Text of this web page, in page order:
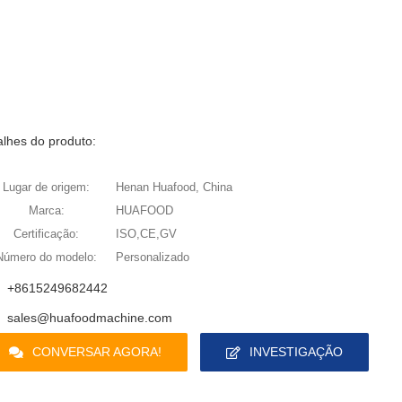
do produto:
Lugar de origem:
Henan Huafood, China
Marca:
HUAFOOD
Certificação:
ISO,CE,GV
do modelo:
Personalizado
+8615249682442
sales@huafoodmachine.com
CONVERSAR AGORA! INVESTIGAÇÃO